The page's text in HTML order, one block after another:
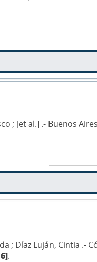
; [et al.] .- Buenos
; Díaz Luján, Cintia .-
.